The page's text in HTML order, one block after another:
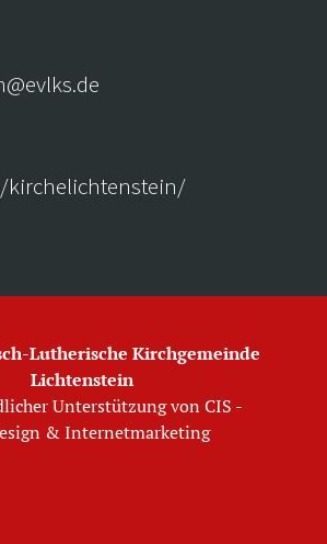
kirchelichtenstein/
Lutherische Kirchgemeinde
Lichtenstein
Unterstützung von CIS -
& Internetmarketing